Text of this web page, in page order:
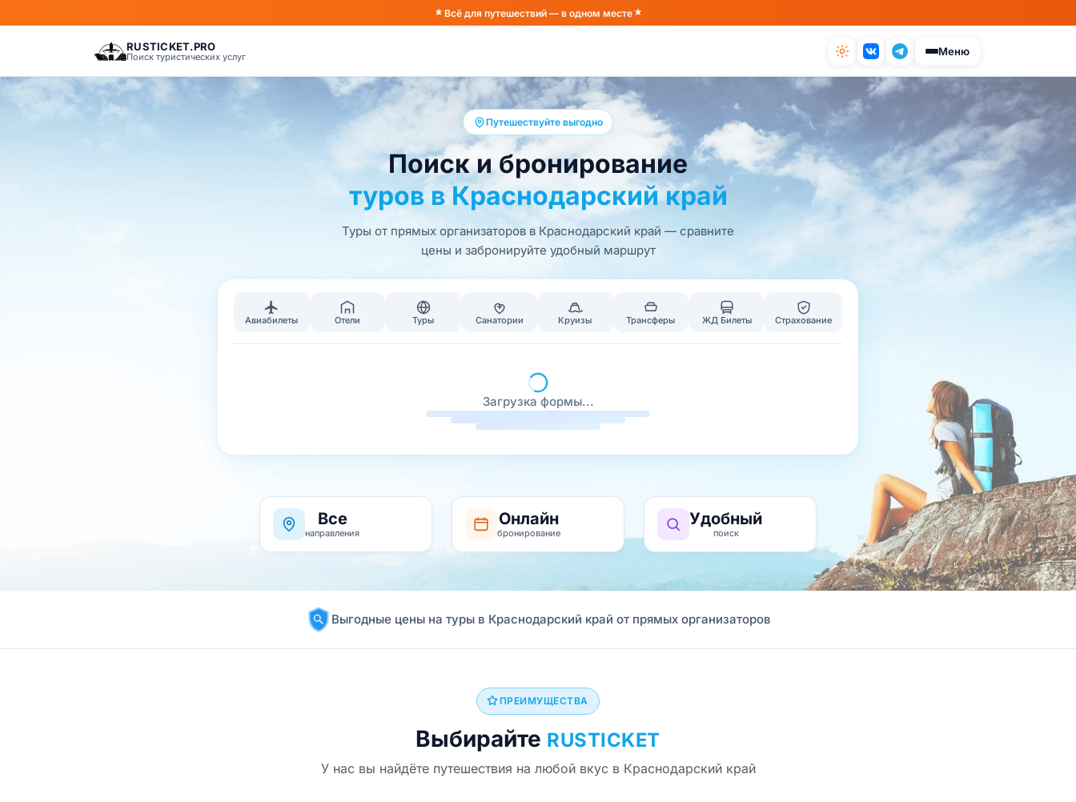
Всё для путешествий — в одном месте
RUSTICKET.PRO
Поиск туристических услуг Меню
Путешествуйте выгодно
Поиск и бронирование
туров в Краснодарский край
Туры от прямых организаторов в Краснодарский край — сравните
цены и забронируйте удобный маршрут
Авиабилеты Отели Туры Санатории Круизы Трансферы ЖД Билеты Страхование
Загрузка формы...
Все
направления
Онлайн
бронирование
Удобный
поиск
Выгодные цены на туры в Краснодарский край от прямых организаторов
ПРЕИМУЩЕСТВА
Выбирайте RUSTICKET
У нас вы найдёте путешествия на любой вкус в Краснодарский край